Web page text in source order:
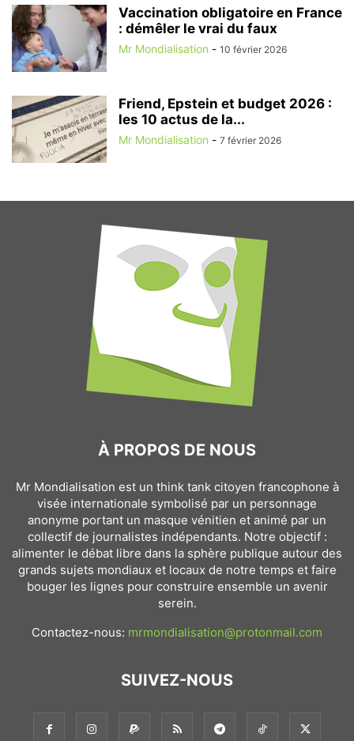
Vaccination obligatoire en France
: démêler le vrai du faux
Mr Mondialisation - 10 février 2026
Friend, Epstein et budget 2026 :
les 10 actus de la...
Mr Mondialisation - 7 février 2026
À PROPOS DE NOUS
Mr Mondialisation est un think tank citoyen francophone à
visée internationale symbolisé par un personnage
anonyme portant un masque vénitien et animé par un
collectif de journalistes indépendants. Notre objectif :
alimenter le débat libre dans la sphère publique autour des
grands sujets mondiaux et locaux de notre temps et faire
bouger les lignes pour construire ensemble un avenir
serein.
Contactez-nous: mrmondialisation@protonmail.com
SUIVEZ-NOUS